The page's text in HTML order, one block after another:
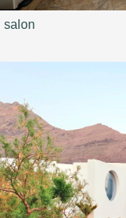
salon